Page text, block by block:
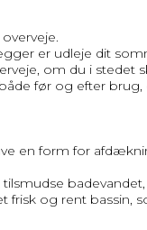
er udleje dit
om du i
før og efter
en form for
og rent bassin,